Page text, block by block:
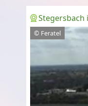
Stegersbach
© Feratel